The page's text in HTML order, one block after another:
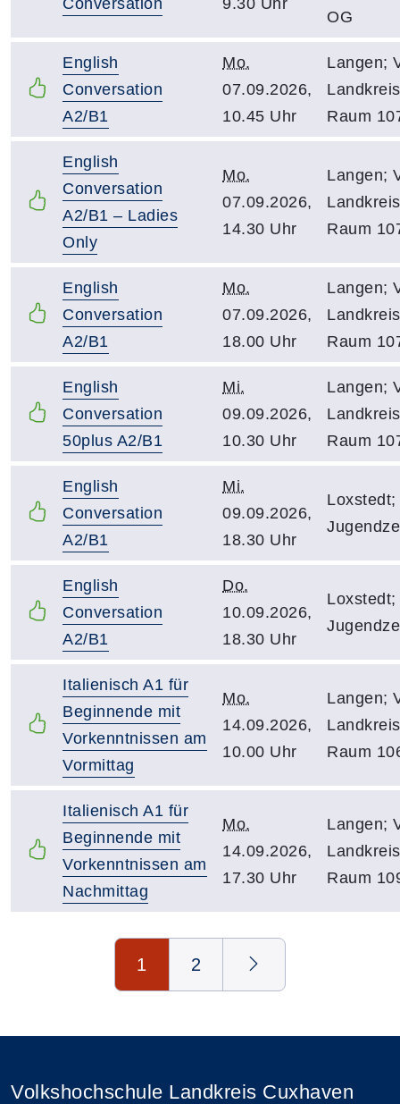
OG
English
Conversation
A2/B1
Mo.
07.09.2026,
10.45 Uhr
Langen;
Raum
English
Conversation
A2/B1 – Ladies
Only
Mo.
07.09.2026,
14.30 Uhr
Langen;
Raum
English
Conversation
A2/B1
Mo.
07.09.2026,
18.00 Uhr
Langen;
Raum
English
Conversation
50plus A2/B1
Mi.
09.09.2026,
10.30 Uhr
Langen;
Raum
English
Conversation
A2/B1
Mi.
09.09.2026,
18.30 Uhr
Loxstedt;
English
Conversation
A2/B1
Do.
10.09.2026,
18.30 Uhr
Loxstedt;
Italienisch A1 für
Beginnende mit
Vorkenntnissen am
Vormittag
Mo.
14.09.2026,
10.00 Uhr
Langen;
Raum
Italienisch A1 für
Beginnende mit
Vorkenntnissen am
Nachmittag
Mo.
14.09.2026,
17.30 Uhr
Langen;
Raum
1 2
Volkshochschule Landkreis Cuxhaven